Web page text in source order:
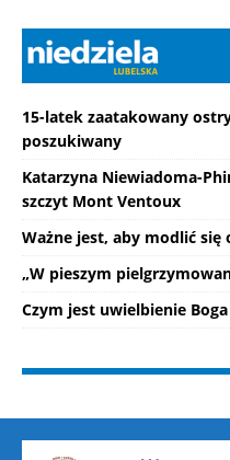
15-latek zaatakowany
poszukiwany
Katarzyna Niewiadoma-
szczyt Mont Ventoux
Ważne jest, aby modlić się
„W pieszym
Czym jest uwielbienie